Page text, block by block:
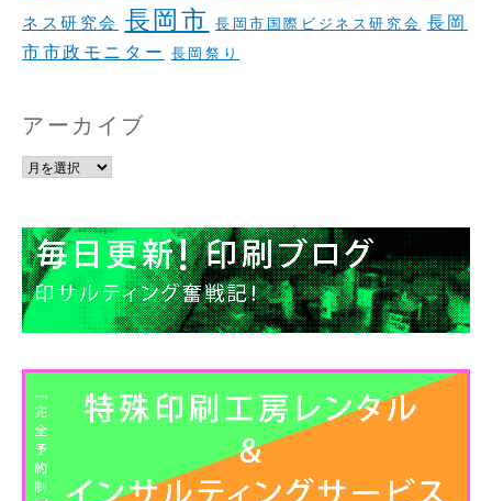
ネス研究会 長岡市 長岡市国際ビジネス研究会 長岡
市市政モニター 長岡祭り
アーカイブ
ア
カ
イ
ブ